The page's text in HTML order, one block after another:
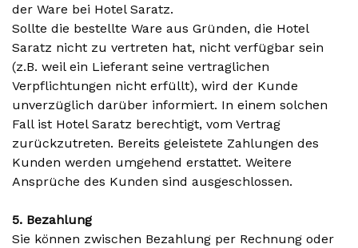
der Ware bei Hotel Saratz.
Sollte die bestellte Ware aus Gründen, die Hotel
Saratz nicht zu vertreten hat, nicht verfügbar sein
(z.B. weil ein Lieferant seine vertraglichen
Verpflichtungen nicht erfüllt), wird der Kunde
unverzüglich darüber informiert. In einem solchen
Fall ist Hotel Saratz berechtigt, vom Vertrag
zurückzutreten. Bereits geleistete Zahlungen des
Kunden werden umgehend erstattet. Weitere
Ansprüche des Kunden sind ausgeschlossen.
5. Bezahlung
Sie können zwischen Bezahlung per Rechnung oder